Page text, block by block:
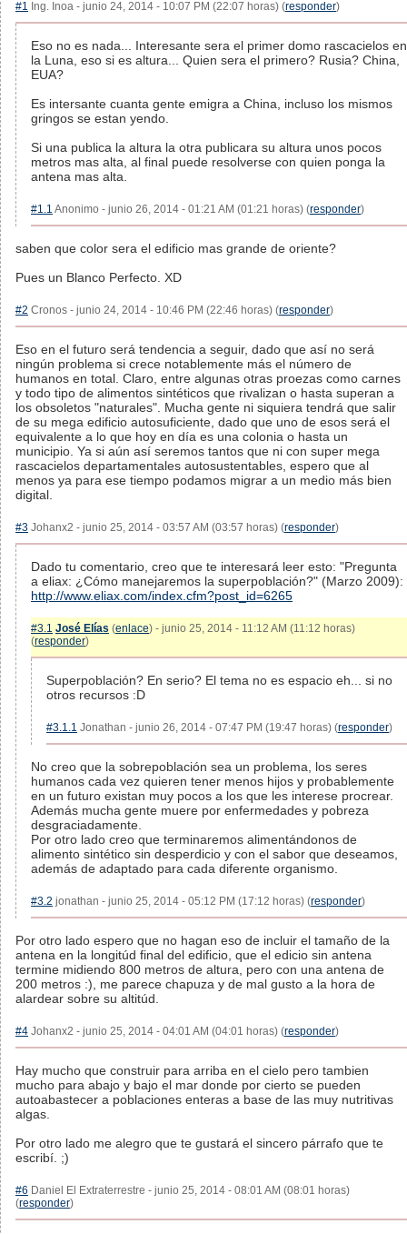
#1 Ing. Inoa - junio 24, 2014 - 10:07 PM (22:07 horas) (responder)
Eso no es nada... Interesante sera el primer domo rascacielos en
la Luna, eso si es altura... Quien sera el primero? Rusia? China,
EUA?
Es intersante cuanta gente emigra a China, incluso los mismos
gringos se estan yendo.
Si una publica la altura la otra publicara su altura unos pocos
metros mas alta, al final puede resolverse con quien ponga la
antena mas alta.
#1.1 Anonimo - junio 26, 2014 - 01:21 AM (01:21 horas) (responder)
saben que color sera el edificio mas grande de oriente?
Pues un Blanco Perfecto. XD
#2 Cronos - junio 24, 2014 - 10:46 PM (22:46 horas) (responder)
Eso en el futuro será tendencia a seguir, dado que así no será
ningún problema si crece notablemente más el número de
humanos en total. Claro, entre algunas otras proezas como carnes
y todo tipo de alimentos sintéticos que rivalizan o hasta superan a
los obsoletos "naturales". Mucha gente ni siquiera tendrá que salir
de su mega edificio autosuficiente, dado que uno de esos será el
equivalente a lo que hoy en día es una colonia o hasta un
municipio. Ya si aún así seremos tantos que ni con super mega
rascacielos departamentales autosustentables, espero que al
menos ya para ese tiempo podamos migrar a un medio más bien
digital.
#3 Johanx2 - junio 25, 2014 - 03:57 AM (03:57 horas) (responder)
Dado tu comentario, creo que te interesará leer esto: "Pregunta
a eliax: ¿Cómo manejaremos la superpoblación?" (Marzo 2009):
http://www.eliax.com/index.cfm?post_id=6265
#3.1 José Elías (enlace) - junio 25, 2014 - 11:12 AM (11:12 horas)
(responder)
Superpoblación? En serio? El tema no es espacio eh... si no
otros recursos :D
#3.1.1 Jonathan - junio 26, 2014 - 07:47 PM (19:47 horas) (responder)
No creo que la sobrepoblación sea un problema, los seres
humanos cada vez quieren tener menos hijos y probablemente
en un futuro existan muy pocos a los que les interese procrear.
Además mucha gente muere por enfermedades y pobreza
desgraciadamente.
Por otro lado creo que terminaremos alimentándonos de
alimento sintético sin desperdicio y con el sabor que deseamos,
además de adaptado para cada diferente organismo.
#3.2 jonathan - junio 25, 2014 - 05:12 PM (17:12 horas) (responder)
Por otro lado espero que no hagan eso de incluir el tamaño de la
antena en la longitúd final del edificio, que el edicio sin antena
termine midiendo 800 metros de altura, pero con una antena de
200 metros :), me parece chapuza y de mal gusto a la hora de
alardear sobre su altitúd.
#4 Johanx2 - junio 25, 2014 - 04:01 AM (04:01 horas) (responder)
Hay mucho que construir para arriba en el cielo pero tambien
mucho para abajo y bajo el mar donde por cierto se pueden
autoabastecer a poblaciones enteras a base de las muy nutritivas
algas.
Por otro lado me alegro que te gustará el sincero párrafo que te
escribí. ;)
#6 Daniel El Extraterrestre - junio 25, 2014 - 08:01 AM (08:01 horas)
(responder)